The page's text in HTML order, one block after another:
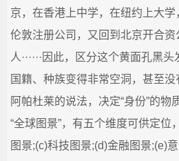
京，在香港上中学，在纽约上大
伦敦注册公司，又回到北京开合
人······因此，区分这个黄面孔黑
国籍、种族变得非常空洞，甚至没
阿帕杜莱的说法，决定“身份”的物
“全球图景”，有五个维度可供定位
图景;(c)科技图景;(d)金融图景;(e)